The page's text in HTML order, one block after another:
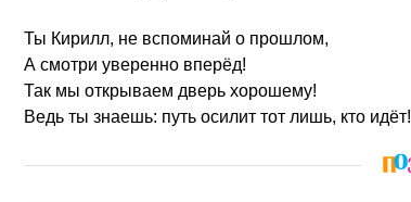
Ты Кирилл, не вспоминай о прошлом,
А смотри уверенно вперёд!
Так мы открываем дверь хорошему!
Ведь ты знаешь: путь осилит тот лишь, кто идёт!